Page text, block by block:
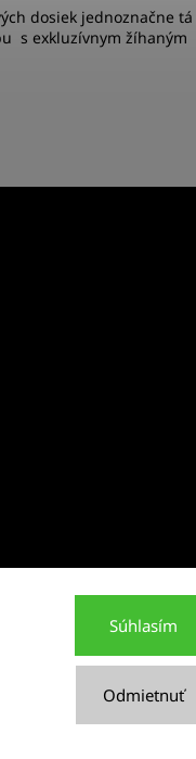
Odmietnuť
Súhlasím
dosiek jednoznačne tá
s exkluzívnym žíhaným